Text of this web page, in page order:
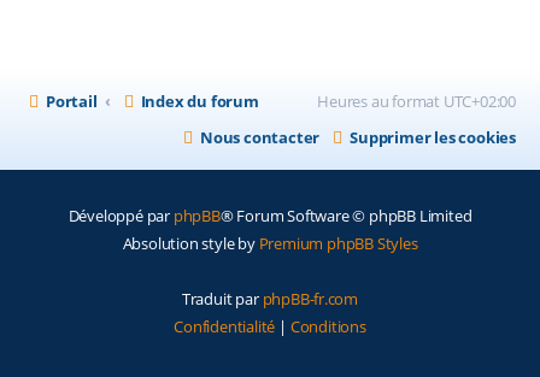
Portail Index du forum Heures au format UTC+02:00
Supprimer les cookies
Nous contacter
Développé par phpBB® Forum Software © phpBB Limited
Absolution style by Premium phpBB Styles
Traduit par phpBB-fr.com
Confidentialité | Conditions